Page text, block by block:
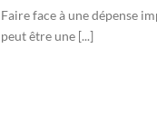
Faire face à une dépense
peut être une [...]